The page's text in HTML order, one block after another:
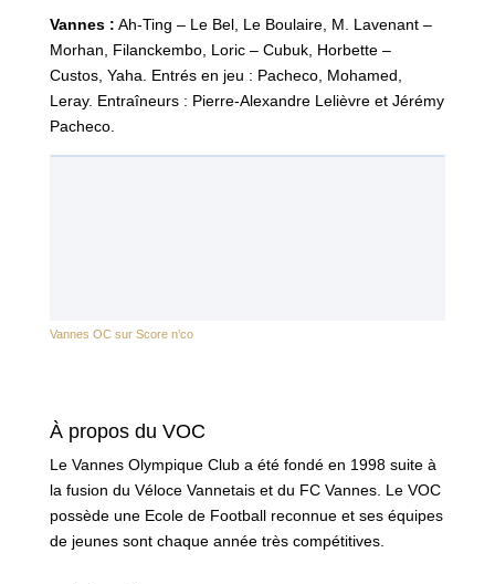
Vannes : Ah-Ting – Le Bel, Le Boulaire, M. Lavenant –
Morhan, Filanckembo, Loric – Cubuk, Horbette –
Custos, Yaha. Entrés en jeu : Pacheco, Mohamed,
Leray. Entraîneurs : Pierre-Alexandre Lelièvre et Jérémy
Pacheco.
Vannes OC sur Score n’co
À propos du VOC
Le Vannes Olympique Club a été fondé en 1998 suite à
la fusion du Véloce Vannetais et du FC Vannes. Le VOC
possède une Ecole de Football reconnue et ses équipes
de jeunes sont chaque année très compétitives.